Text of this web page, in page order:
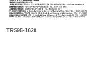
TRS95-1620